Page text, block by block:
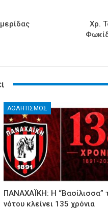
Χρ.
ΑΘΛΗΤΙΣΜΟΣ
ΠΑΝΑΧΑΪΚΗ: Η “Βασίλισσα”
νότου κλείνει 135 χρόνια